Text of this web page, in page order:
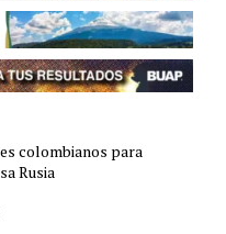
colombianos para
Rusia